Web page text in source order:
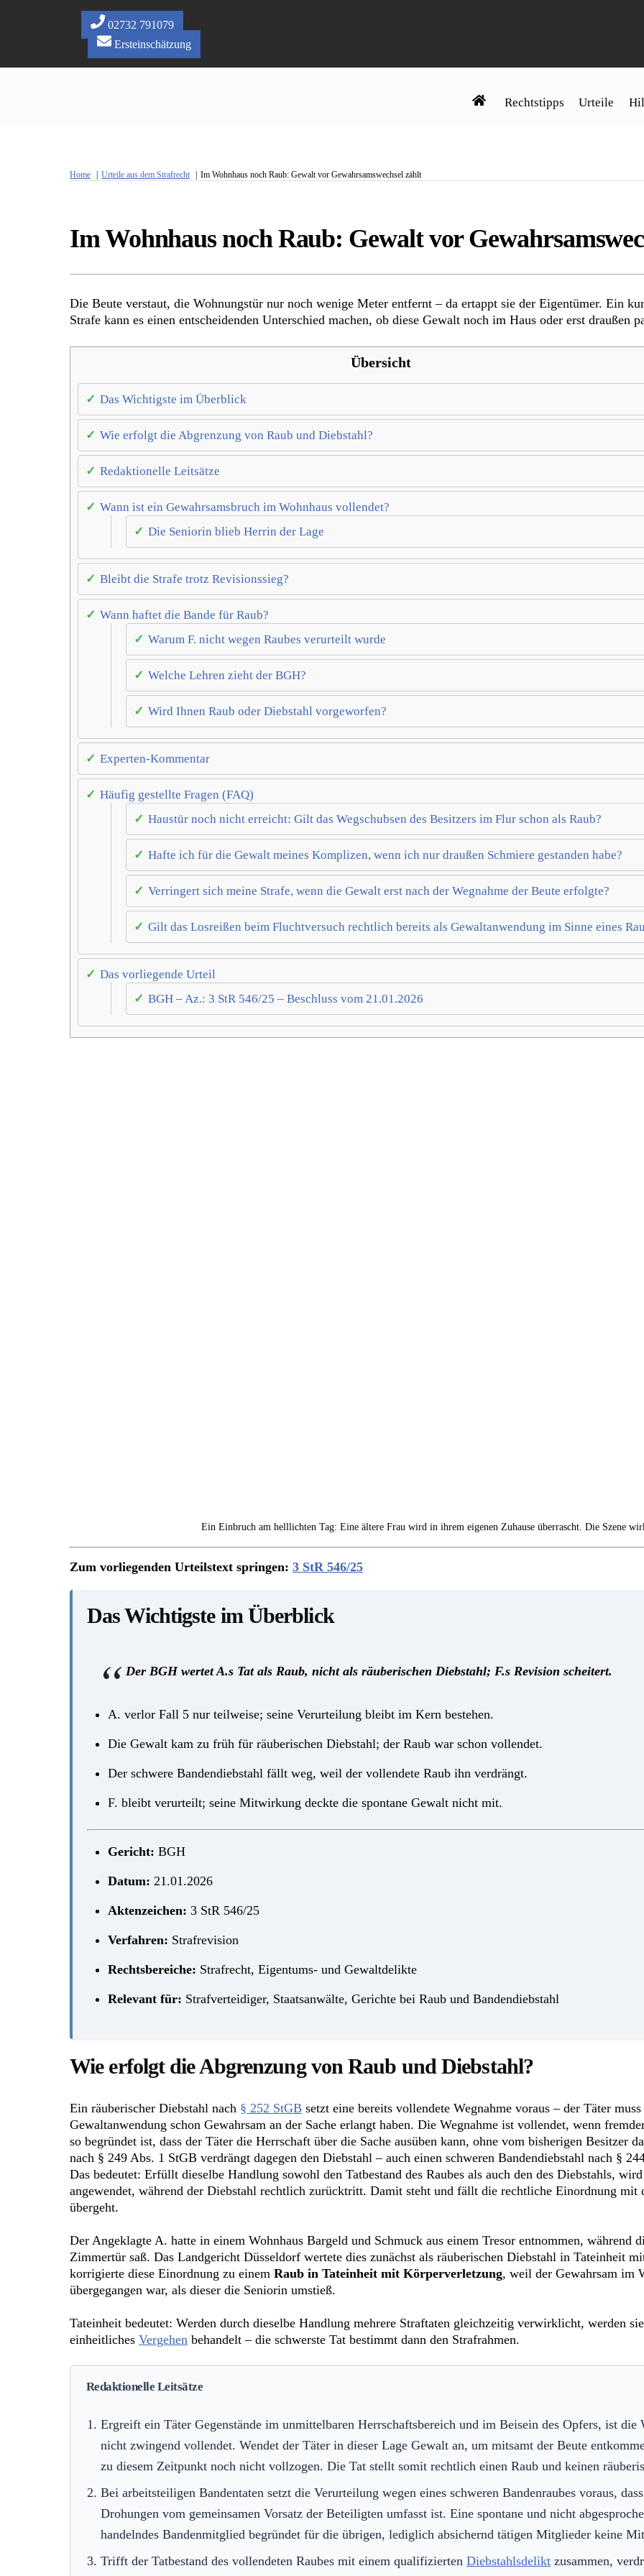
02732 791079
Ersteinschätzung
Rechtstipps Urteile
Home Urteile aus dem Strafrecht Im Wohnhaus noch Raub: Gewalt vor Gewahrsamswechsel zählt
Im Wohnhaus noch Raub: Gewalt vor
Die Beute verstaut, die Wohnungstür nur noch wenige Meter entfernt – da ertappt sie der Eigentümer. Ein
Strafe kann es einen entscheidenden Unterschied machen, ob diese Gewalt noch im Haus oder erst draußen
Übersicht
Das Wichtigste im Überblick
Wie erfolgt die Abgrenzung von Raub und Diebstahl?
Redaktionelle Leitsätze
Wann ist ein Gewahrsamsbruch im Wohnhaus vollendet?
Die Seniorin blieb Herrin der Lage
Bleibt die Strafe trotz Revisionssieg?
Wann haftet die Bande für Raub?
Warum F. nicht wegen Raubes verurteilt wurde
Welche Lehren zieht der BGH?
Wird Ihnen Raub oder Diebstahl vorgeworfen?
Experten-Kommentar
Häufig gestellte Fragen (FAQ)
Haustür noch nicht erreicht: Gilt das Wegschubsen des Besitzers im Flur schon als Raub?
Hafte ich für die Gewalt meines Komplizen, wenn ich nur draußen Schmiere gestanden habe?
Verringert sich meine Strafe, wenn die Gewalt erst nach der Wegnahme der Beute erfolgte?
Gilt das Losreißen beim Fluchtversuch rechtlich bereits als Gewaltanwendung im Sinne eines
Das vorliegende Urteil
BGH – Az.: 3 StR 546/25 – Beschluss vom 21.01.2026
Ein Einbruch am helllichten Tag: Eine ältere Frau wird in ihrem eigenen Zuhause überrascht. Die Szene
Zum vorliegenden Urteilstext springen: 3 StR 546/25
Das Wichtigste im Überblick
Der BGH wertet A.s Tat als Raub, nicht als räuberischen Diebstahl; F.s Revision scheitert.
A. verlor Fall 5 nur teilweise; seine Verurteilung bleibt im Kern bestehen.
Die Gewalt kam zu früh für räuberischen Diebstahl; der Raub war schon vollendet.
Der schwere Bandendiebstahl fällt weg, weil der vollendete Raub ihn verdrängt.
F. bleibt verurteilt; seine Mitwirkung deckte die spontane Gewalt nicht mit.
Gericht: BGH
Datum: 21.01.2026
Aktenzeichen: 3 StR 546/25
Verfahren: Strafrevision
Rechtsbereiche: Strafrecht, Eigentums- und Gewaltdelikte
Relevant für: Strafverteidiger, Staatsanwälte, Gerichte bei Raub und Bandendiebstahl
Wie erfolgt die Abgrenzung von Raub und Diebstahl?
Ein räuberischer Diebstahl nach § 252 StGB setzt eine bereits vollendete Wegnahme voraus – der Täter
Gewaltanwendung schon Gewahrsam an der Sache erlangt haben. Die Wegnahme ist vollendet, wenn
so begründet ist, dass der Täter die Herrschaft über die Sache ausüben kann, ohne vom bisherigen Besitzer
nach § 249 Abs. 1 StGB verdrängt dagegen den Diebstahl – auch einen schweren Bandendiebstahl nach §
Das bedeutet: Erfüllt dieselbe Handlung sowohl den Tatbestand des Raubes als auch den des Diebstahls,
angewendet, während der Diebstahl rechtlich zurücktritt. Damit steht und fällt die rechtliche Einordnung mit
übergeht.
Der Angeklagte A. hatte in einem Wohnhaus Bargeld und Schmuck aus einem Tresor entnommen, während
Zimmertür saß. Das Landgericht Düsseldorf wertete dies zunächst als räuberischen Diebstahl in Tateinheit
korrigierte diese Einordnung zu einem Raub in Tateinheit mit Körperverletzung, weil der Gewahrsam im
übergegangen war, als dieser die Seniorin umstieß.
Tateinheit bedeutet: Werden durch dieselbe Handlung mehrere Straftaten gleichzeitig verwirklicht, werden
einheitliches Vergehen behandelt – die schwerste Tat bestimmt dann den Strafrahmen.
Redaktionelle Leitsätze
Ergreift ein Täter Gegenstände im unmittelbaren Herrschaftsbereich und im Beisein des Opfers, ist die
nicht zwingend vollendet. Wendet der Täter in dieser Lage Gewalt an, um mitsamt der Beute
zu diesem Zeitpunkt noch nicht vollzogen. Die Tat stellt somit rechtlich einen Raub und keinen
Bei arbeitsteiligen Bandentaten setzt die Verurteilung wegen eines schweren Bandenraubes voraus,
Drohungen vom gemeinsamen Vorsatz der Beteiligten umfasst ist. Eine spontane und nicht
handelndes Bandenmitglied begründet für die übrigen, lediglich absichernd tätigen Mitglieder keine
Trifft der Tatbestand des vollendeten Raubes mit einem qualifizierten Diebstahlsdelikt zusammen,